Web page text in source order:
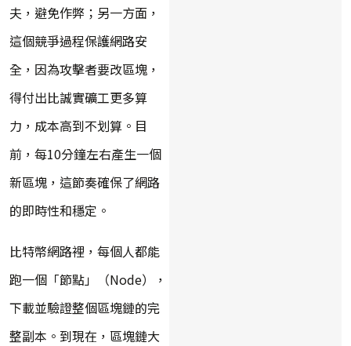
夫，避免作弊；另一方面，
這個競爭過程保護網路安
全，因為攻擊者要改區塊，
得付出比誠實礦工更多算
力，成本高到不划算。目
前，每10分鐘左右產生一個
新區塊，這節奏確保了網路
的即時性和穩定。
比特幣網路裡，每個人都能
跑一個「節點」（Node），
下載並驗證整個區塊鏈的完
整副本。到現在，區塊鏈大